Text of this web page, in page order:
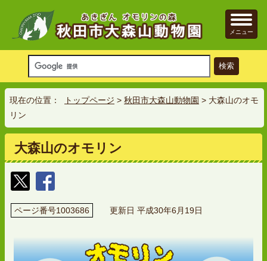
メニュー
現在の位置： トップページ > 秋田市大森山動物園 > 大森山のオモ
リン
大森山のオモリン
ページ番号1003686 更新日 平成30年6月19日